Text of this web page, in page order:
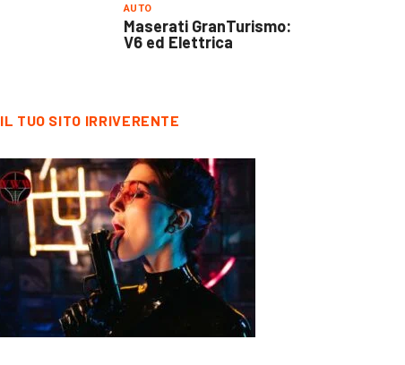
AUTO
Maserati GranTurismo:
V6 ed Elettrica
IL TUO SITO IRRIVERENTE